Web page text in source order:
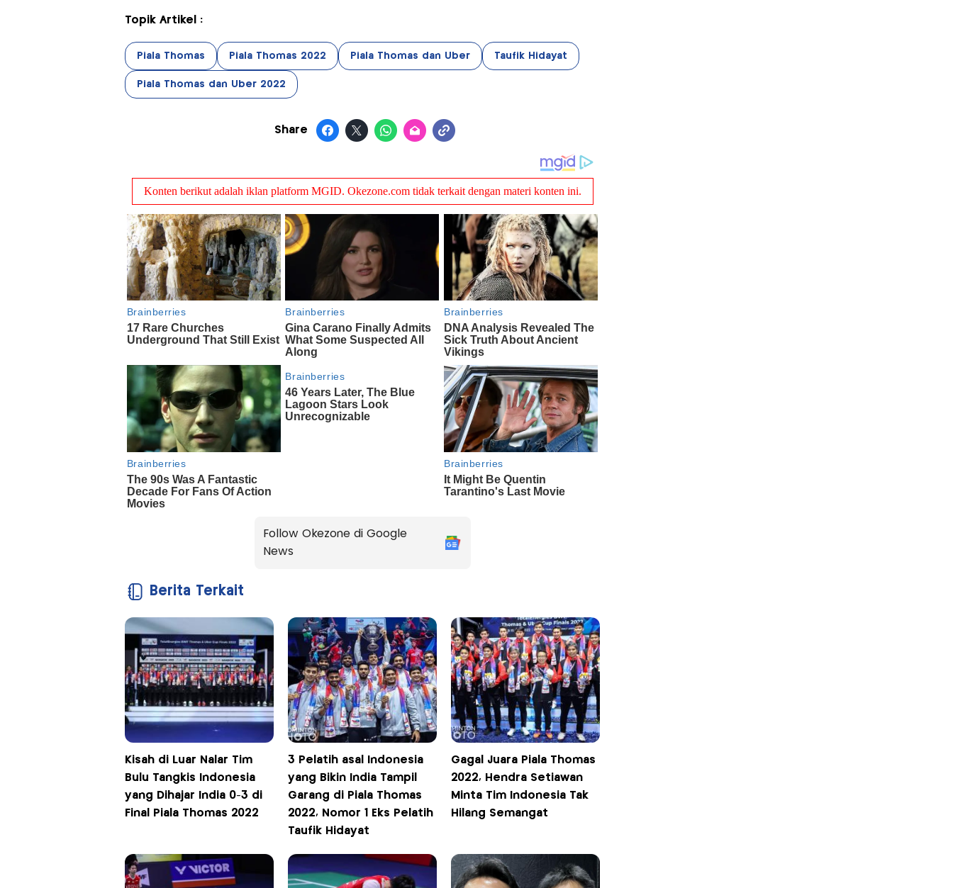
Topik Artikel :
Piala Thomas Piala Thomas 2022 Piala Thomas dan Uber Taufik Hidayat
Piala Thomas dan Uber 2022
Share
Follow Okezone di Google
News
Berita Terkait
Kisah di Luar Nalar Tim
Bulu Tangkis Indonesia
yang Dihajar India 0-3 di
Final Piala Thomas 2022
3 Pelatih asal Indonesia
yang Bikin India Tampil
Garang di Piala Thomas
2022, Nomor 1 Eks Pelatih
Taufik Hidayat
Gagal Juara Piala Thomas
2022, Hendra Setiawan
Minta Tim Indonesia Tak
Hilang Semangat